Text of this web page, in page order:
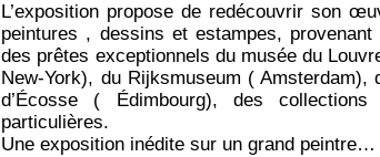
L’exposition propose de redécouvrir son
peintures , dessins et estampes,
des prêtes exceptionnels du musée du
New-York), du Rijksmuseum (
d’Écosse ( Édimbourg), des
particulières.
Une exposition inédite sur un grand peintre…